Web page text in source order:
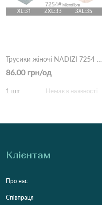
Трусики жіночі NADIZI 7254 4с Різні кольори
86.00 грн/од
1 шт Немає в наявності
Клієнтам
Про нас
Співпраця